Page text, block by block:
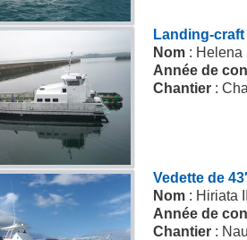
Landing-craft
Nom : Helena
Année de
Chantier :
Vedette de 43′
Nom : Hiriata
Année de
Chantier :